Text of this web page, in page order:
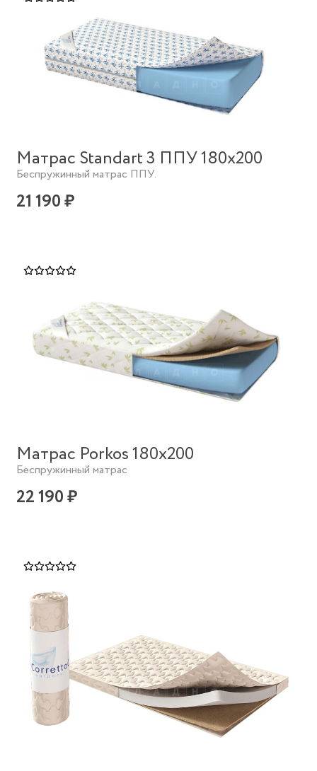
Матрас Standart 3 ППУ 180х200
Беспружинный матрас ППУ.
21 190 ₽
Матрас Porkos 180х200
Беспружинный матрас
22 190 ₽